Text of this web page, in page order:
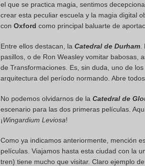
el que se practica magia, sentimos
crear esta peculiar escuela y la magia digital
con Oxford como principal baluarte de
Entre ellos destacan, la Catedral de Durham
pasillos, o de Ron Weasley vomitar babosas,
de Transformaciones. Es, sin duda, uno de
arquitectura del período normando. Abre
No podemos olvidarnos de la Catedral de
escenario para las dos primeras películas.
¡Wingardium Leviosa!
Como ya indicamos anteriormente, mención
películas. Viajamos hasta esta ciudad con la
tren) tiene mucho que visitar. Claro ejemplo